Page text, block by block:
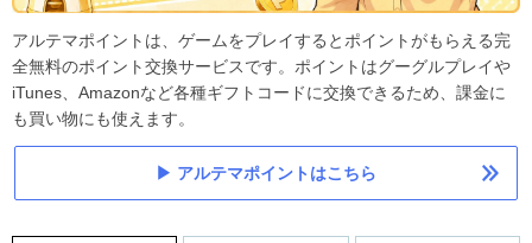
アルテマポイントは、ゲームをプレイするとポイントがもらえる完
全無料のポイント交換サービスです。ポイントはグーグルプレイや
iTunes、Amazonなど各種ギフトコードに交換できるため、課金に
も買い物にも使えます。
アルテマポイントはこちら